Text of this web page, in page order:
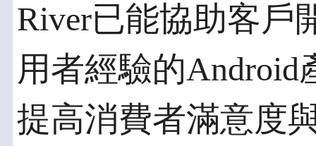
River已能協助客戶
用者經驗的
提高消費者滿意度